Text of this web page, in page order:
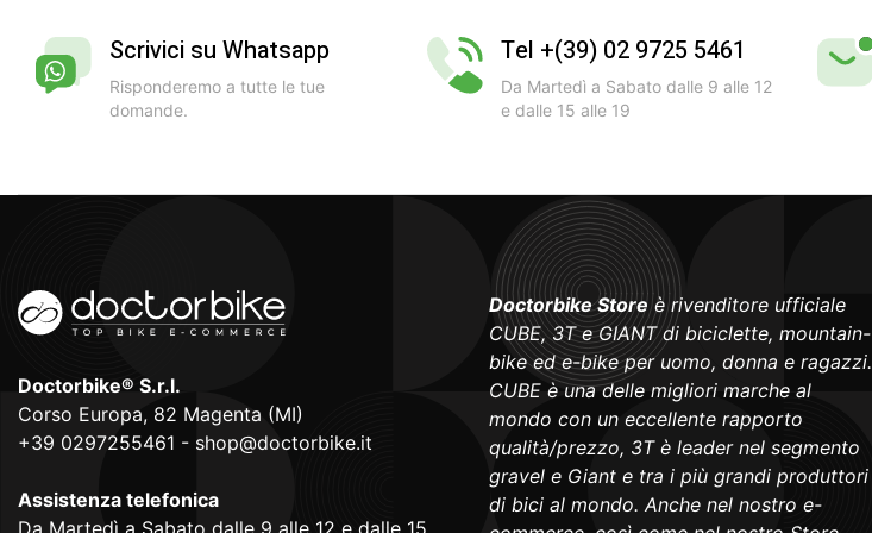
Scrivici su Whatsapp
Risponderemo a tutte le tue
domande.
Tel +(39) 02 9725 5461
Da Martedì a Sabato dalle 9 alle 12
e dalle 15 alle 19
Doctorbike® S.r.l.
Corso Europa, 82 Magenta (MI)
+39 0297255461 - shop@doctorbike.it
Assistenza telefonica
Doctorbike Storeè rivenditore ufficiale
CUBE, 3T e GIANT di biciclette, mountain-
bike ed e-bike per uomo, donna e ragazzi.
CUBE è una delle migliori marche al
mondo con un eccellente rapporto
qualità/prezzo, 3T è leader nel segmento
gravel e Giant e tra i più grandi produttori
di bici al mondo. Anche nel nostro e-